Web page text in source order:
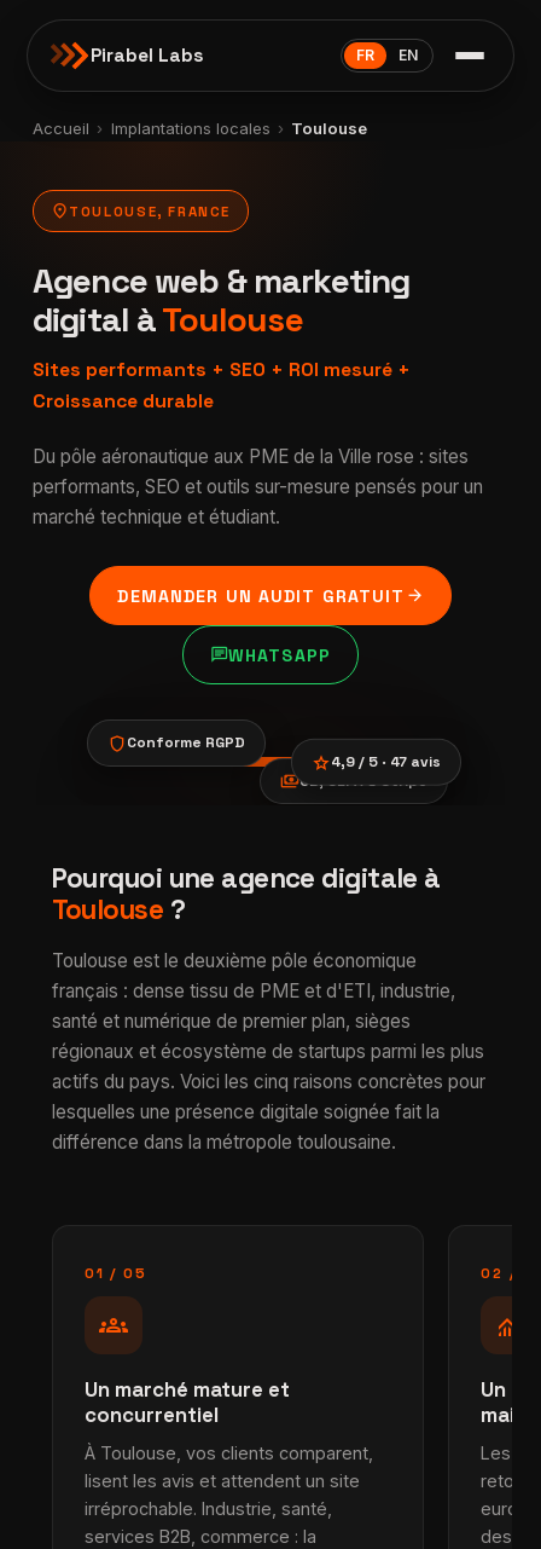
Pirabel Labs FR EN
Accueil › Implantations locales › Toulouse
location_on TOULOUSE, FRANCE
Agence web & marketing
digital àToulouse
Sites performants + SEO + ROI mesuré +
Croissance durable
Du pôle aéronautique aux PME de la Ville rose : sites
performants, SEO et outils sur-mesure pensés pour un
marché technique et étudiant.
DEMANDER UN AUDIT GRATUIT arrow_forward
chatWHATSAPP
verified
Croissance digitale
à Toulouse
paymentsCB, SEPA & Stripe
shieldConforme RGPD
star4,9 / 5 · 47 avis
Pourquoi une agence digitale à
Toulouse ?
Toulouse est le deuxième pôle économique
français : dense tissu de PME et d'ETI, industrie,
santé et numérique de premier plan, sièges
régionaux et écosystème de startups parmi les plus
actifs du pays. Voici les cinq raisons concrètes pour
lesquelles une présence digitale soignée fait la
différence dans la métropole toulousaine.
01 / 05
groups
Un marché mature et
concurrentiel
À Toulouse, vos clients comparent,
lisent les avis et attendent un site
irréprochable. Industrie, santé,
services B2B, commerce : la
02 /
monitoring
Un
main
Les
retour
euro
des